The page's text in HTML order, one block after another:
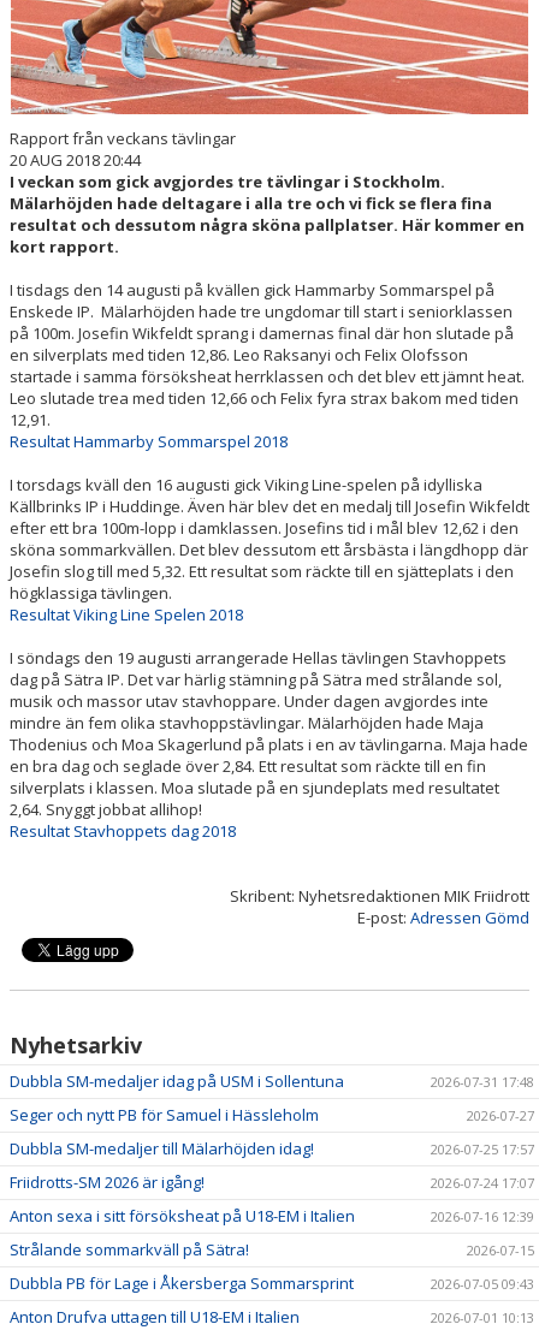
Rapport från veckans tävlingar
20 AUG 2018 20:44
I veckan som gick avgjordes tre tävlingar i Stockholm.
Mälarhöjden hade deltagare i alla tre och vi fick se flera fina
resultat och dessutom några sköna pallplatser. Här kommer en
kort rapport.
I tisdags den 14 augusti på kvällen gick Hammarby Sommarspel på
Enskede IP. Mälarhöjden hade tre ungdomar till start i seniorklassen
på 100m. Josefin Wikfeldt sprang i damernas final där hon slutade på
en silverplats med tiden 12,86. Leo Raksanyi och Felix Olofsson
startade i samma försöksheat herrklassen och det blev ett jämnt heat.
Leo slutade trea med tiden 12,66 och Felix fyra strax bakom med tiden
12,91.
Resultat Hammarby Sommarspel 2018
I torsdags kväll den 16 augusti gick Viking Line-spelen på idylliska
Källbrinks IP i Huddinge. Även här blev det en medalj till Josefin Wikfeldt
efter ett bra 100m-lopp i damklassen. Josefins tid i mål blev 12,62 i den
sköna sommarkvällen. Det blev dessutom ett årsbästa i längdhopp där
Josefin slog till med 5,32. Ett resultat som räckte till en sjätteplats i den
högklassiga tävlingen.
Resultat Viking Line Spelen 2018
I söndags den 19 augusti arrangerade Hellas tävlingen Stavhoppets
dag på Sätra IP. Det var härlig stämning på Sätra med strålande sol,
musik och massor utav stavhoppare. Under dagen avgjordes inte
mindre än fem olika stavhoppstävlingar. Mälarhöjden hade Maja
Thodenius och Moa Skagerlund på plats i en av tävlingarna. Maja hade
en bra dag och seglade över 2,84. Ett resultat som räckte till en fin
silverplats i klassen. Moa slutade på en sjundeplats med resultatet
2,64. Snyggt jobbat allihop!
Resultat Stavhoppets dag 2018
Skribent: Nyhetsredaktionen MIK Friidrott
E-post: Adressen Gömd
Nyhetsarkiv
Dubbla SM-medaljer idag på USM i Sollentuna 2026-07-31 17:48
Seger och nytt PB för Samuel i Hässleholm 2026-07-27
Dubbla SM-medaljer till Mälarhöjden idag! 2026-07-25 17:57
Friidrotts-SM 2026 är igång! 2026-07-24 17:07
Anton sexa i sitt försöksheat på U18-EM i Italien 2026-07-16 12:39
Strålande sommarkväll på Sätra! 2026-07-15
Dubbla PB för Lage i Åkersberga Sommarsprint 2026-07-05 09:43
Anton Drufva uttagen till U18-EM i Italien 2026-07-01 10:13